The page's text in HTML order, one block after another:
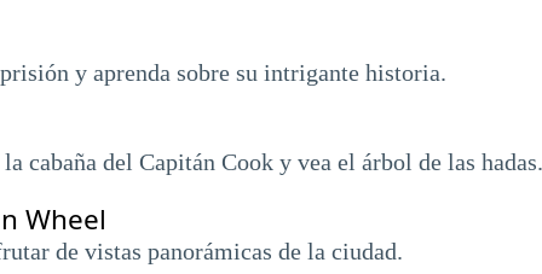
y aprenda sobre su intrigante historia.
cabaña del Capitán Cook y vea el árbol de las hadas.
Wheel
de vistas panorámicas de la ciudad.